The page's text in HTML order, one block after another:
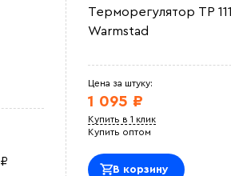
₽
Терморегулятор ТР 111
Warmstad
Цена за штуку:
1 095 ₽
Купить в 1 клик
Купить оптом
В корзину